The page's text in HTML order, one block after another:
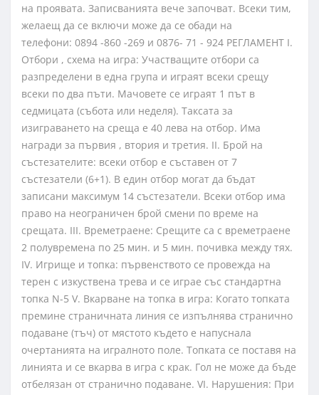
на проявата. Записванията вече започват. Всеки тим,
желаещ да се включи може да се обади на
телефони: 0894 -860 -269 и 0876- 71 - 924 РЕГЛАМЕНТ I.
Отбори , схема на игра: Участващите отбори са
разпределени в една група и играят всеки срещу
всеки по два пъти. Мачовете се играят 1 път в
седмицата (събота или неделя). Таксата за
изиграването на среща е 40 лева на отбор. Има
награди за първия , втория и третия. II. Брой на
състезателите: всеки отбор е съставен от 7
състезатели (6+1). В един отбор могат да бъдат
записани максимум 14 състезатели. Всеки отбор има
право на неограничен брой смени по време на
срещата. III. Времетраене: Срещите са с времетраене
2 полувремена по 25 мин. и 5 мин. почивка между тях.
IV. Игрище и топка: първенството се провежда на
терен с изкуствена трева и се играe със стандартна
топка N-5 V. Вкарване на топка в игра: Когато топката
премине страничната линия се изпълнява странично
подаване (тъч) от мястото където е напуснала
очертанията на игралното поле. Топката се поставя на
линията и се вкарва в игра с крак. Гол не може да бъде
отбелязан от странично подаване. VI. Нарушения: При